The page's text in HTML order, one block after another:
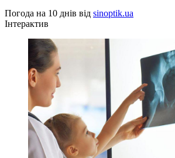
Погода на 10 днів від sinoptik.ua
Інтерактив